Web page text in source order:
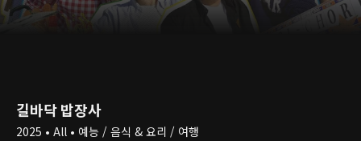
길바닥 밥장사
2025 • All • 예능 / 음식 & 요리 / 여행